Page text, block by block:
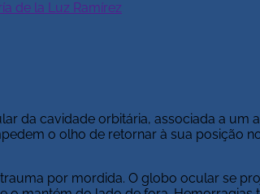
de la Luz Ramírez
da cavidade orbitária, associada a um
o olho de retornar à sua posição
por mordida. O globo ocular se